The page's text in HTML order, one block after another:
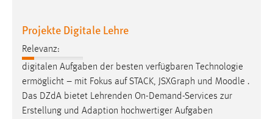
Projekte Digitale Lehre
Relevanz:
digitalen Aufgaben der besten verfügbaren Technologie
ermöglicht – mit Fokus auf STACK, JSXGraph und Moodle .
Das DZdA bietet Lehrenden On-Demand-Services zur
Erstellung und Adaption hochwertiger Aufgaben